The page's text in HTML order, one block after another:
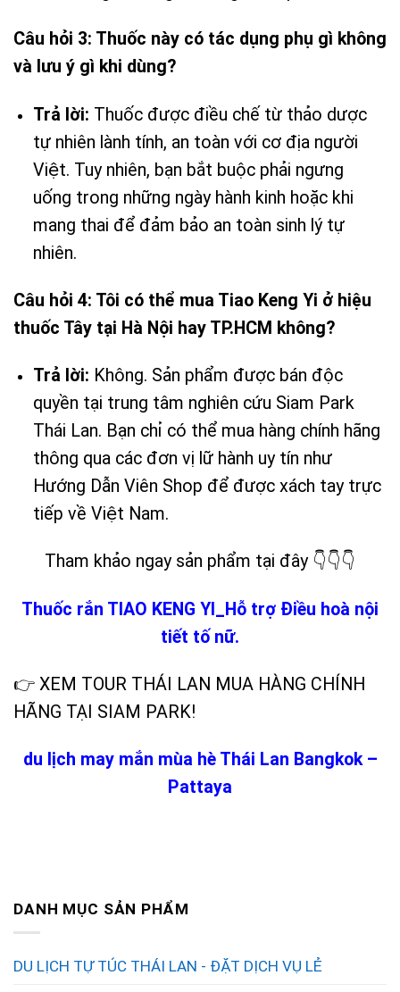
Câu hỏi 3: Thuốc này có tác dụng phụ gì không
và lưu ý gì khi dùng?
Trả lời: Thuốc được điều chế từ thảo dược
tự nhiên lành tính, an toàn với cơ địa người
Việt. Tuy nhiên, bạn bắt buộc phải ngưng
uống trong những ngày hành kinh hoặc khi
mang thai để đảm bảo an toàn sinh lý tự
nhiên.
Câu hỏi 4: Tôi có thể mua Tiao Keng Yi ở hiệu
thuốc Tây tại Hà Nội hay TP.HCM không?
Trả lời: Không. Sản phẩm được bán độc
quyền tại trung tâm nghiên cứu Siam Park
Thái Lan. Bạn chỉ có thể mua hàng chính hãng
thông qua các đơn vị lữ hành uy tín như
Hướng Dẫn Viên Shop để được xách tay trực
tiếp về Việt Nam.
Tham khảo ngay sản phẩm tại đây 👇👇👇
Thuốc rắn TIAO KENG YI_Hỗ trợ Điều hoà nội
tiết tố nữ.
👉 XEM TOUR THÁI LAN MUA HÀNG CHÍNH
HÃNG TẠI SIAM PARK!
du lịch may mắn mùa hè Thái Lan Bangkok –
Pattaya
DANH MỤC SẢN PHẨM
DU LỊCH TỰ TÚC THÁI LAN - ĐẶT DỊCH VỤ LẺ